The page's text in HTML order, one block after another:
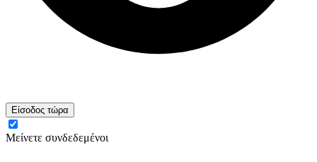
Είσοδος τώρα
Μείνετε συνδεδεμένοι